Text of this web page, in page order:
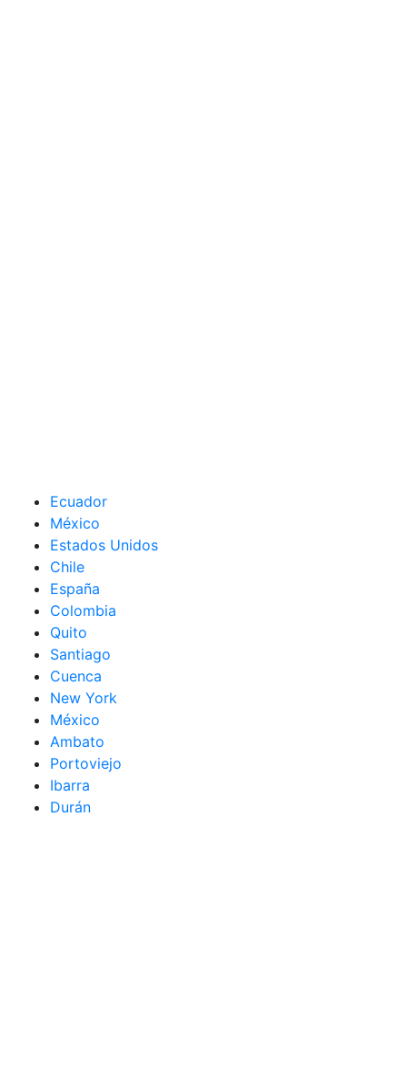
Ecuador
México
Estados Unidos
Chile
España
Colombia
Quito
Santiago
Cuenca
New York
México
Ambato
Portoviejo
Ibarra
Durán